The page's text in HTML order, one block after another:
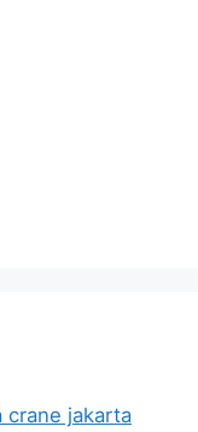
crane jakarta